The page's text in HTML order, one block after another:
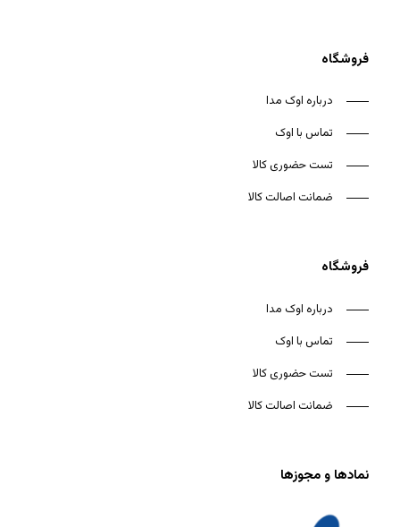
فروشگاه
درباره اوک مدا
تماس با اوک
تست حضوری کالا
ضمانت اصالت کالا
فروشگاه
درباره اوک مدا
تماس با اوک
تست حضوری کالا
ضمانت اصالت کالا
نمادها و مجوزها